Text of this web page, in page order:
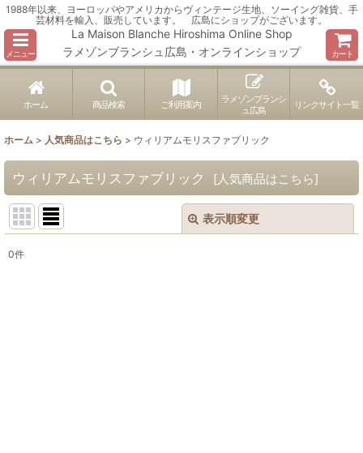
1988年以来、ヨーロッパやアメリカからヴィンテージ生地、ソーイング雑貨、手
芸材料を輸入、販売しています。 広島にショップがございます。
メニュー
La Maison Blanche Hiroshima Online Shop
ラメゾンブランシュ広島・オンラインショップ
カート
ホーム 商品検索 ご利用案内
ラメゾンブランシ
ュ広島
リンクサイト一覧
ホーム > 人気商品はこちら > ウィリアムモリスファブリック
ウィリアムモリスファブリック [人気商品はこちら]
表示順変更
0件